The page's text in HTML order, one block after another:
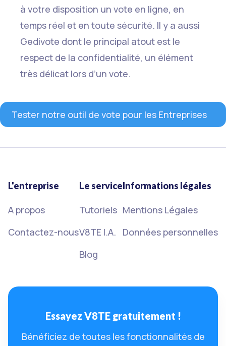
à votre disposition un vote en ligne, en
temps réel et en toute sécurité. Il y a aussi
Gedivote dont le principal atout est le
respect de la confidentialité, un élément
très délicat lors d’un vote.
Tester notre outil de vote pour les Entreprises
L'entreprise
A propos
Contactez-nous
Le service
Tutoriels
V8TE I.A.
Blog
Informations légales
Mentions Légales
Données personnelles
Essayez V8TE gratuitement !
Bénéficiez de toutes les fonctionnalités de